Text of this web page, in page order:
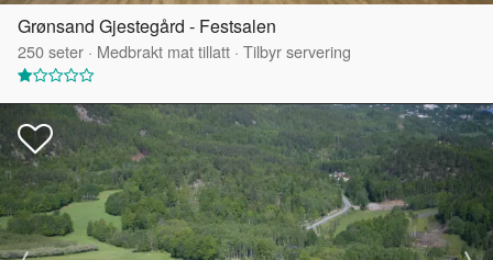
Grønsand Gjestegård - Festsalen
250seter · Medbrakt mat tillatt · Tilbyr servering